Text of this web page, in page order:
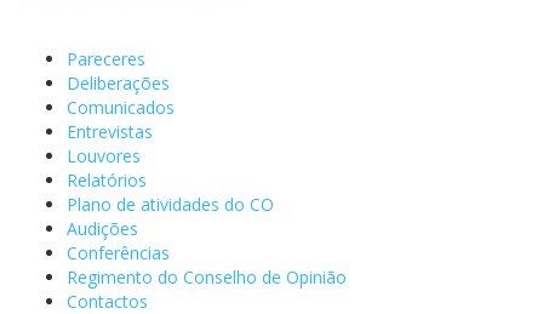
Pareceres
Deliberações
Comunicados
Entrevistas
Louvores
Relatórios
Plano de atividades do CO
Audições
Conferências
Regimento do Conselho de Opinião
Contactos